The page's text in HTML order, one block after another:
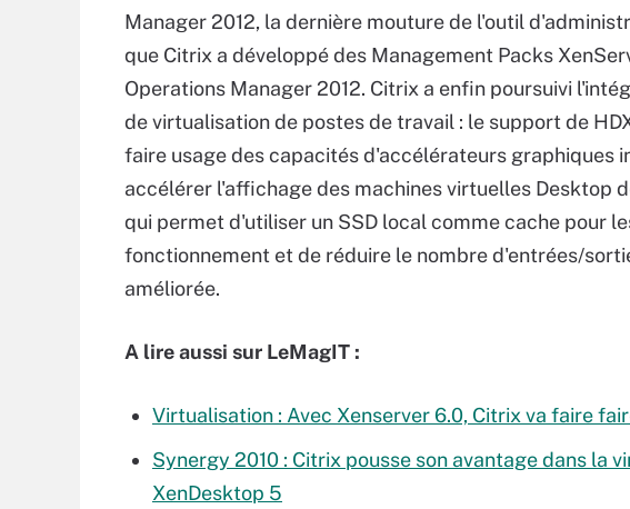
Manager 2012, la dernière mouture de l'outil
que Citrix a développé des Management Packs
Operations Manager 2012. Citrix a enfin poursuivi
de virtualisation de postes de travail : le support de
faire usage des capacités d'accélérateurs graphiques
accélérer l'affichage des machines virtuelles Desktop
qui permet d'utiliser un SSD local comme cache pour
fonctionnement et de réduire le nombre d'entrées/
améliorée.
A lire aussi sur LeMagIT :
Virtualisation : Avec Xenserver 6.0, Citrix va faire
Synergy 2010 : Citrix pousse son avantage dans la
XenDesktop 5